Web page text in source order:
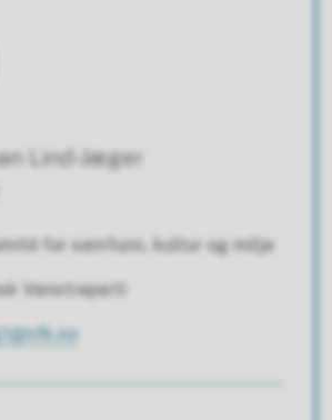
Lind-Jæger
for samfunn, kultur og miljø
Venstreparti